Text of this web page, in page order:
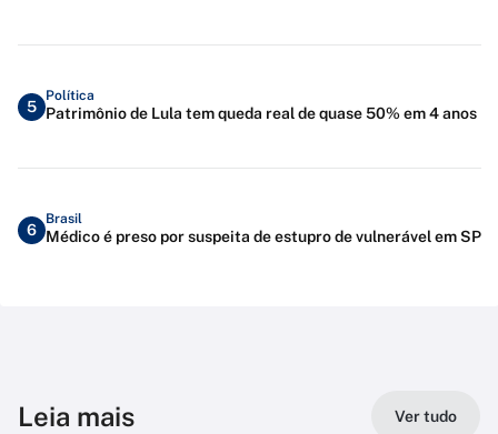
5
Política
Patrimônio de Lula tem queda real de quase 50% em 4 anos
6
Brasil
Médico é preso por suspeita de estupro de vulnerável em SP
Leia mais Ver tudo